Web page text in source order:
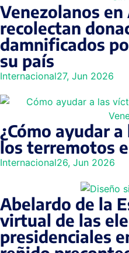
Venezolanos
recolectan
damnificados
su país
Internacional27, Jun 2026
¿Cómo ayudar
los terremotos
Internacional26, Jun 2026
Abelardo de la
virtual de las
presidenciales